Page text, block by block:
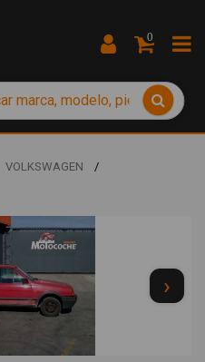
0
VOLKSWAGEN
/
›